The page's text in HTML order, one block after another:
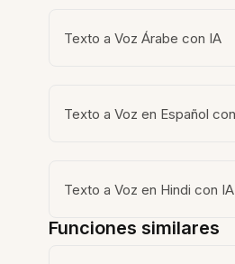
Texto a Voz Árabe con IA
Texto a Voz en Español
Texto a Voz en Hindi con IA
Funciones similares